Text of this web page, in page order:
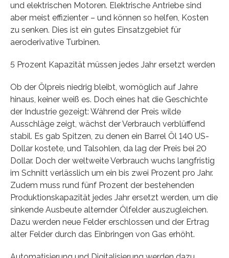
und elektrischen Motoren. Elektrische Antriebe sind
aber meist effizienter – und können so helfen, Kosten
zu senken. Dies ist ein gutes Einsatzgebiet für
aeroderivative Turbinen.
5 Prozent Kapazität müssen jedes Jahr ersetzt werden
Ob der Ölpreis niedrig bleibt, womöglich auf Jahre
hinaus, keiner weiß es. Doch eines hat die Geschichte
der Industrie gezeigt: Während der Preis wilde
Ausschläge zeigt, wächst der Verbrauch verblüffend
stabil. Es gab Spitzen, zu denen ein Barrel Öl 140 US-
Dollar kostete, und Talsohlen, da lag der Preis bei 20
Dollar. Doch der weltweite Verbrauch wuchs langfristig
im Schnitt verlässlich um ein bis zwei Prozent pro Jahr.
Zudem muss rund fünf Prozent der bestehenden
Produktionskapazität jedes Jahr ersetzt werden, um die
sinkende Ausbeute alternder Ölfelder auszugleichen.
Dazu werden neue Felder erschlossen und der Ertrag
alter Felder durch das Einbringen von Gas erhöht.